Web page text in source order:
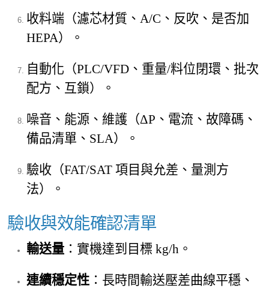
收料端（濾芯材質、A/C、反吹、是否加
HEPA）。
自動化（PLC/VFD、重量/料位閉環、批次
配方、互鎖）。
噪音、能源、維護（ΔP、電流、故障碼、
備品清單、SLA）。
驗收（FAT/SAT 項目與允差、量測方
法）。
驗收與效能確認清單
輸送量 ：實機達到目標 kg/h。
連續穩定性 ：長時間輸送壓差曲線平穩、